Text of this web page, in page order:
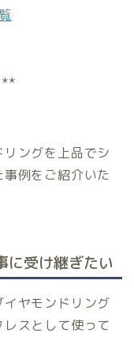
ングを上品でシ
例をご紹介いた
に受け継ぎたい
ヤモンドリング
スとして使って